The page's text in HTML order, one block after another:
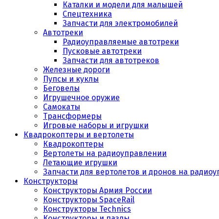
Каталки и модели для малышей
Спецтехника
Запчасти для электромобилей
Автотреки
Радиоуправляемые автотреки
Пусковые автотреки
Запчасти для автотреков
Железные дороги
Пупсы и куклы
Беговелы
Игрушечное оружие
Самокаты
Трансформеры
Игровые наборы и игрушки
Квадрокоптеры и вертолеты
Квадрокоптеры
Вертолеты на радиоуправлении
Летающие игрушки
Запчасти для вертолетов и дронов на
Конструкторы
Конструкторы Армия России
Конструкторы SpaceRail
Конструкторы Technics